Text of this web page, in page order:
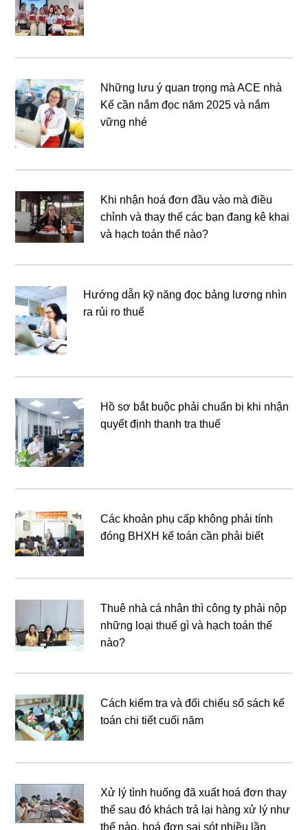
Những lưu ý quan trọng mà ACE nhà
Kế cần nắm đọc năm 2025 và nắm
vững nhé
Khi nhận hoá đơn đầu vào mà điều
chỉnh và thay thế các bạn đang kê khai
và hạch toán thế nào?
Hướng dẫn kỹ năng đọc bảng lương nhìn
ra rủi ro thuế
Hồ sơ bắt buộc phải chuẩn bị khi nhận
quyết định thanh tra thuế
Các khoản phụ cấp không phải tính
đóng BHXH kế toán cần phải biết
Thuê nhà cá nhân thì công ty phải nộp
những loại thuế gì và hạch toán thế
nào?
Cách kiểm tra và đối chiếu sổ sách kế
toán chi tiết cuối năm
Xử lý tình huống đã xuất hoá đơn thay
thế sau đó khách trả lại hàng xử lý như
thế nào, hoá đơn sai sót nhiều lần